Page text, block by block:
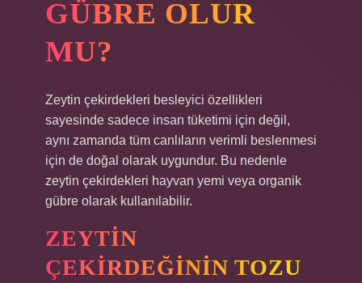
GÜBRE OLUR
MU?
Zeytin çekirdekleri besleyici özellikleri
sayesinde sadece insan tüketimi için değil,
aynı zamanda tüm canlıların verimli beslenmesi
için de doğal olarak uygundur. Bu nedenle
zeytin çekirdekleri hayvan yemi veya organik
gübre olarak kullanılabilir.
ZEYTIN
ÇEKIRDEĞININ TOZU